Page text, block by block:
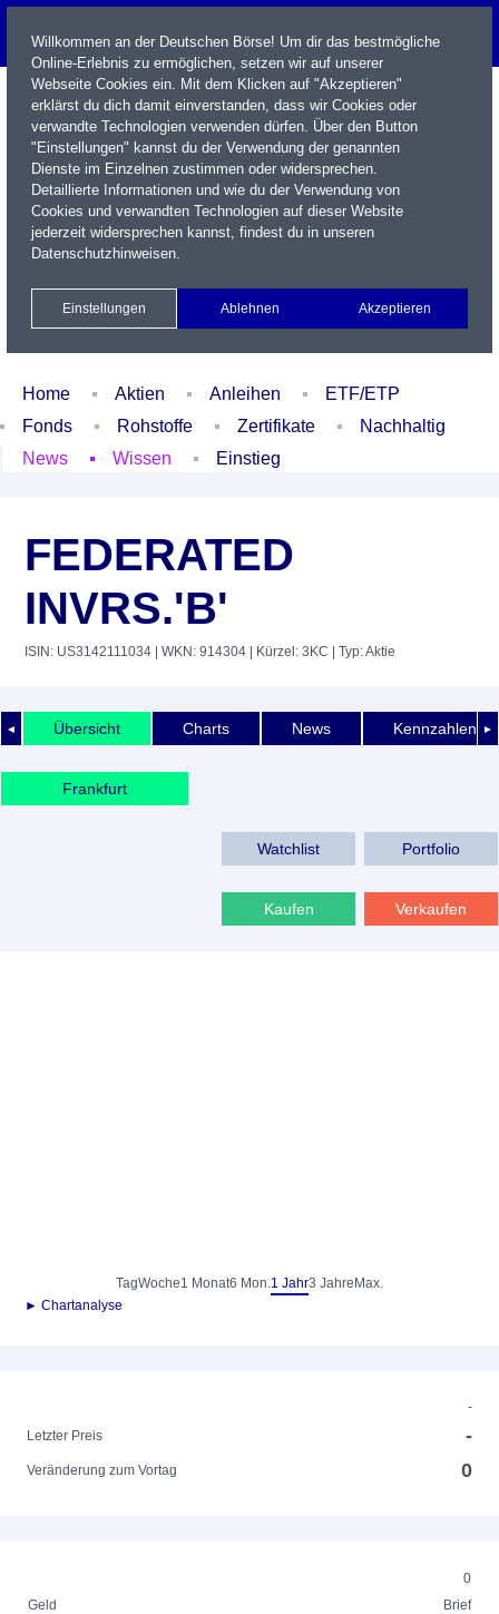
Name / WKN / ISIN / Kürzel
Xetra Realtime
Watchlist Portfolio Login
Home Aktien Anleihen
ETF/ETP
Fonds
Rohstoffe Zertifikate
Nachhaltig
News
Wissen Einstieg
FEDERATED
INVRS.'B'
ISIN: US3142111034 | WKN: 914304 | Kürzel: 3KC | Typ: Aktie
◄ ►
Übersicht Charts News Kennzahlen
Frankfurt
Watchlist Portfolio
Kaufen Verkaufen
TagWoche1 Monat6 Mon.1 Jahr3 Jahre Max.
► Chartanalyse
-
Letzter Preis
-
Veränderung zum Vortag 0
0
Geld
Brief
Willkommen an der Deutschen Börse! Um dir das bestmögliche
Online-Erlebnis zu ermöglichen, setzen wir auf unserer
Webseite Cookies ein. Mit dem Klicken auf "Akzeptieren"
erklärst du dich damit einverstanden, dass wir Cookies oder
verwandte Technologien verwenden dürfen. Über den Button
"Einstellungen" kannst du der Verwendung der genannten
Dienste im Einzelnen zustimmen oder widersprechen.
Detaillierte Informationen und wie du der Verwendung von
Cookies und verwandten Technologien auf dieser Website
jederzeit widersprechen kannst, findest du in unseren
Datenschutzhinweisen.
Einstellungen Ablehnen Akzeptieren